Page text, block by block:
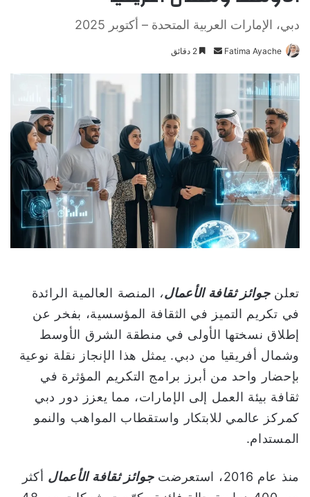
دبي، الإمارات العربية المتحدة – أكتوبر 2025
Fatima Ayache
ر
ي
إ
ل
ك
ت
ن
ي
تعلنجوائز ثقافة الأعمال، المنصة العالمية الرائدة
في تكريم التميز في الثقافة المؤسسية، بفخر عن
إطلاق نسختها الأولى في منطقة الشرق الأوسط
وشمال أفريقيا من دبي. يمثل هذا الإنجاز نقلة نوعية
بإحضار واحد من أبرز برامج التكريم المؤثرة في
ثقافة بيئة العمل إلى الإمارات، مما يعزز دور دبي
كمركز عالمي للابتكار واستقطاب المواهب والنمو
المستدام.
منذ عام 2016، استعرضت جوائز ثقافة الأعمال أكثر